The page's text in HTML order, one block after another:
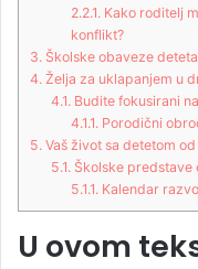
2.2.1. Kako roditelj
konflikt?
3. Školske obaveze
4. Želja za uklapanjem u
4.1. Budite fokusirani
4.1.1. Porodični
5. Vaš život sa detetom
5.1. Školske predstave
5.1.1. Kalendar
U ovom